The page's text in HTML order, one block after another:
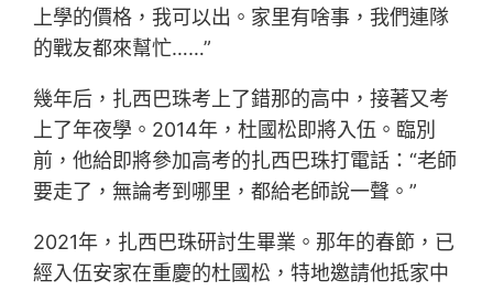
上學的價格，我可以出。家里有啥事，我們連隊
的戰友都來幫忙……”
幾年后，扎西巴珠考上了錯那的高中，接著又考
上了年夜學。2014年，杜國松即將入伍。臨別
前，他給即將參加高考的扎西巴珠打電話：“老師
要走了，無論考到哪里，都給老師說一聲。”
2021年，扎西巴珠研討生畢業。那年的春節，已
經入伍安家在重慶的杜國松，特地邀請他抵家中